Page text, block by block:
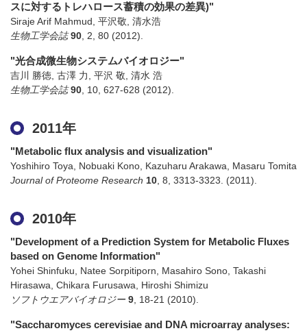
スに対するトレハロース蓄積の効果の差異)"
Siraje Arif Mahmud, 平沢敬, 清水浩
生物工学会誌 90 2 80 (2012)
"光合成微生物システムバイオロジー"
吉川 勝徳, 古澤 力, 平沢 敬, 清水 浩
生物工学会誌 90 10 627-628 (2012)
2011年
"Metabolic flux analysis and visualization"
Yoshihiro Toya, Nobuaki Kono, Kazuharu Arakawa, Masaru Tomita
Journal of Proteome Research 10 8 3313-3323. (2011)
2010年
"Development of a Prediction System for Metabolic Fluxes
based on Genome Information"
Yohei Shinfuku, Natee Sorpitiporn, Masahiro Sono, Takashi
Hirasawa, Chikara Furusawa, Hiroshi Shimizu
ソフトウエアバイオロジー 9 18-21 (2010)
"Saccharomyces cerevisiae and DNA microarray analyses: